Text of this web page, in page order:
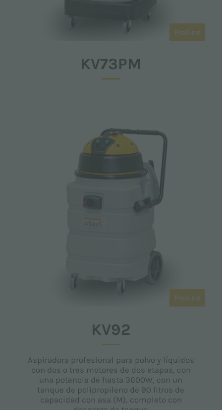
Proline
KV73PM
Proline
KV92
Aspiradora profesional para polvo y líquidos
con dos o tres motores de dos etapas, con
una potencia de hasta 3600W, con un
tanque de polipropileno de 90 litros de
capacidad con asa (M), completo con